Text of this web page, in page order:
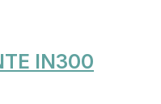
IN300